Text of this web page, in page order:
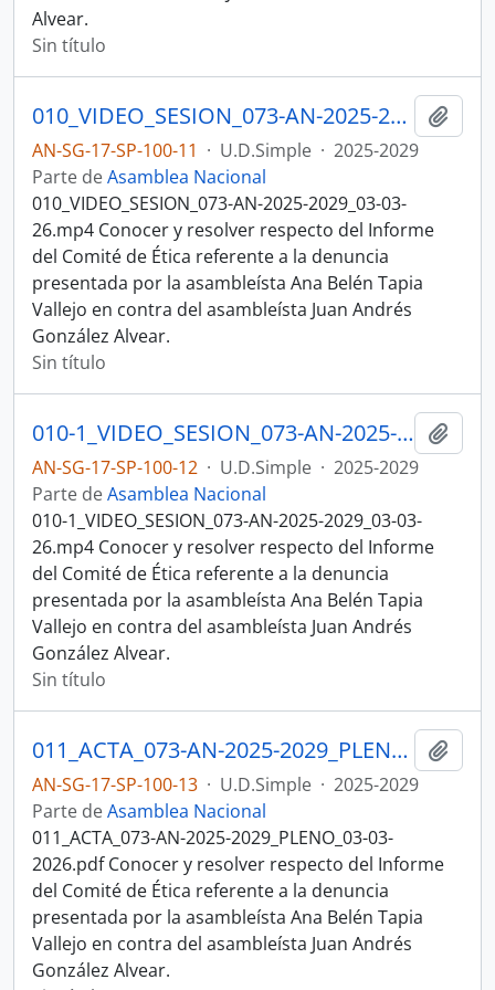
Alvear.
Sin título
010_VIDEO_SESION_073-AN-2025-2029_03-03-26.mp4 SESION DEL PLENO N 073 ASAMBLEA NACIONAL 2025-2027
AN-SG-17-SP-100-11 · U.D.Simple · 2025-2029
Parte deAsamblea Nacional
010_VIDEO_SESION_073-AN-2025-2029_03-03-
26.mp4 Conocer y resolver respecto del Informe
del Comité de Ética referente a la denuncia
presentada por la asambleísta Ana Belén Tapia
Vallejo en contra del asambleísta Juan Andrés
González Alvear.
Sin título
010-1_VIDEO_SESION_073-AN-2025-2029_03-03-26.mp4 SESION DEL PLENO N 073 ASAMBLEA NACIONAL 2025-2027
AN-SG-17-SP-100-12 · U.D.Simple · 2025-2029
Parte deAsamblea Nacional
010-1_VIDEO_SESION_073-AN-2025-2029_03-03-
26.mp4 Conocer y resolver respecto del Informe
del Comité de Ética referente a la denuncia
presentada por la asambleísta Ana Belén Tapia
Vallejo en contra del asambleísta Juan Andrés
González Alvear.
Sin título
011_ACTA_073-AN-2025-2029_PLENO_03-03-2026.pdfSESION DEL PLENO N 073 ASAMBLEA NACIONAL 2025-2027
AN-SG-17-SP-100-13 · U.D.Simple · 2025-2029
Parte deAsamblea Nacional
011_ACTA_073-AN-2025-2029_PLENO_03-03-
2026.pdf Conocer y resolver respecto del Informe
del Comité de Ética referente a la denuncia
presentada por la asambleísta Ana Belén Tapia
Vallejo en contra del asambleísta Juan Andrés
González Alvear.